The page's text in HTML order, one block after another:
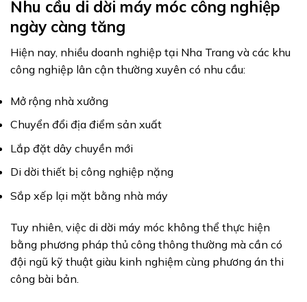
Nhu cầu di dời máy móc công nghiệp
ngày càng tăng
Hiện nay, nhiều doanh nghiệp tại Nha Trang và các khu
công nghiệp lân cận thường xuyên có nhu cầu:
Mở rộng nhà xưởng
Chuyển đổi địa điểm sản xuất
Lắp đặt dây chuyền mới
Di dời thiết bị công nghiệp nặng
Sắp xếp lại mặt bằng nhà máy
Tuy nhiên, việc di dời máy móc không thể thực hiện
bằng phương pháp thủ công thông thường mà cần có
đội ngũ kỹ thuật giàu kinh nghiệm cùng phương án thi
công bài bản.